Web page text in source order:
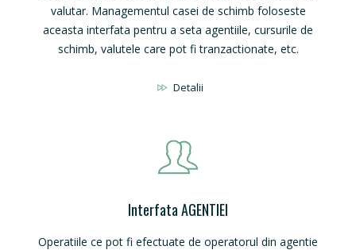
valutar. Managementul casei de schimb foloseste
aceasta interfata pentru a seta agentiile, cursurile de
schimb, valutele care pot fi tranzactionate, etc.
Detalii
Interfata AGENTIEI
Operatiile ce pot fi efectuate de operatorul din agentie